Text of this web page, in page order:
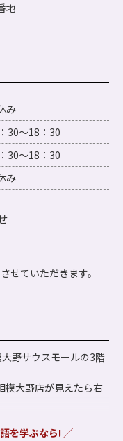
地
み
30～18：30
30～18：30
み
せていただきます。
野サウスモールの3階
模大野店が見えたら右